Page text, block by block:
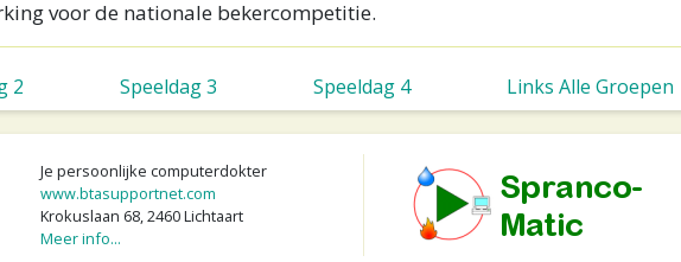
voor de nationale bekercompetitie.
2 Speeldag 3 Speeldag 4 Links Alle Groepen
Je persoonlijke computerdokter
www.btasupportnet.com
Krokuslaan 68, 2460 Lichtaart
Meer info...